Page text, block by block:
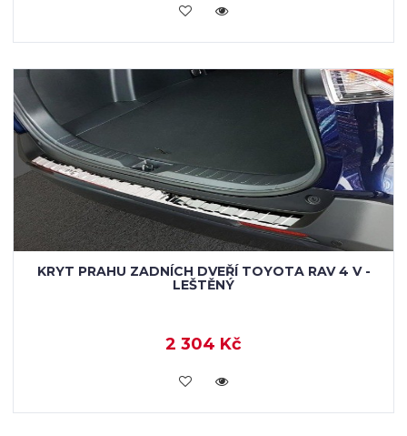
KOUPIT
KRYT PRAHU ZADNÍCH DVEŘÍ TOYOTA RAV 4 V -
LEŠTĚNÝ
2 304 Kč
KOUPIT